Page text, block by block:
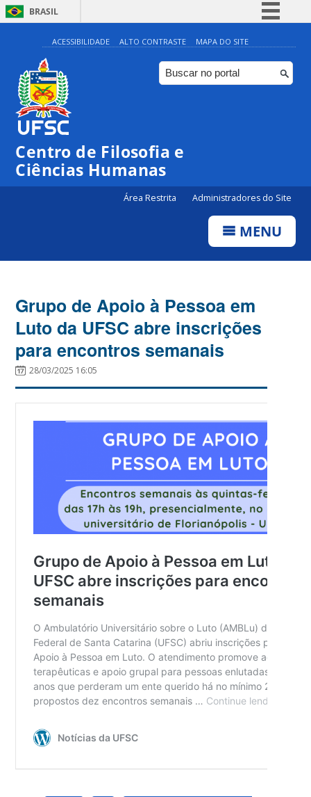
BRASIL
Simplifique!
Comunica BR
Participe
ACESSIBILIDADE ALTO CONTRASTE MAPA DO SITE
Centro de Filosofia e
Ciências Humanas
Área Restrita Administradores do Site
MENU
Grupo de Apoio à Pessoa em
Luto da UFSC abre inscrições
para encontros semanais
28/03/2025 16:05